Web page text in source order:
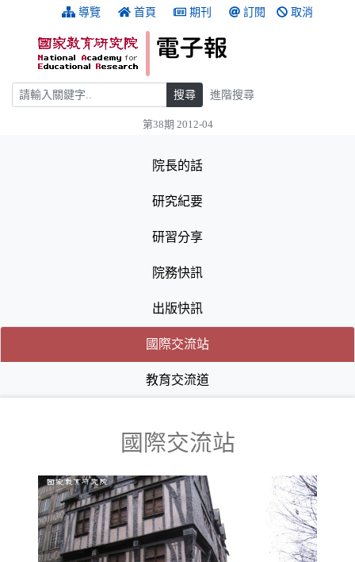
跳到主要內容 導覽 首頁 期刊 訂閱 取消
搜尋 搜尋 進階搜尋
第38期 2012-04
院長的話
研究紀要
研習分享
院務快訊
出版快訊
國際交流站(目前選取的頁籤)
(目前選取的頁籤)
教育交流道
國際交流站